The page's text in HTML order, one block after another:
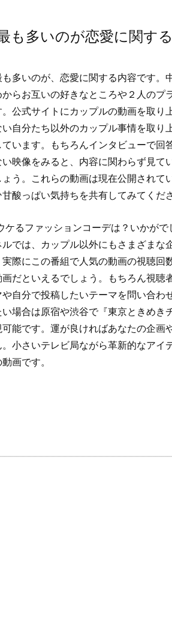
も多いのが恋愛に関す
多いのが、恋愛に関する内容です。
らお互いの好きなところや２人のプ
公式サイトにカップルの動画を取り
自分たち以外のカップル事情を取り
います。もちろんインタビューで回
映像をみると、内容に関わらず見て
う。これらの動画は現在公開され
酸っぱい気持ちを共有してみてくださ
ケるファッションコーデは？いかがで
では、カップル以外にもさまざまな
際にこの番組で人気の動画の視聴
だといえるでしょう。もちろん視聴
自分で投稿したいテーマを問い合わ
場合は原宿や渋谷で『東京ときめき
能です。運が良ければあなたの企画
小さいテレビ局ながら革新的なアイ
画です。